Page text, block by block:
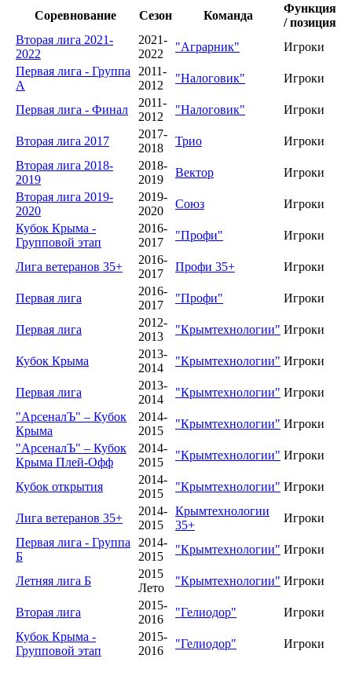
Соревнование Сезон Команда
Функция
/ позиция
Вторая лига 2021-
2022
2021-
2022
"Аграрник"
Игроки
Первая лига - Группа
А
2011-
2012
"Налоговик" Игроки
Первая лига - Финал
2011-
2012
"Налоговик" Игроки
Вторая лига 2017
2017-
2018
Трио
Игроки
Вторая лига 2018-
2019
2018-
2019
Вектор
Игроки
Вторая лига 2019-
2020
2019-
2020
Союз
Игроки
Кубок Крыма -
Групповой этап
2016-
2017
"Профи" Игроки
Лига ветеранов 35+
2016-
2017
Профи 35+ Игроки
Первая лига
2016-
2017
"Профи" Игроки
Первая лига
2012-
2013
"Крымтехнологии" Игроки
Кубок Крыма
2013-
2014
"Крымтехнологии" Игроки
Первая лига
2013-
2014
"Крымтехнологии" Игроки
"АрсеналЪ" – Кубок
Крыма
2014-
2015
"Крымтехнологии" Игроки
"АрсеналЪ" – Кубок
Крыма Плей-Офф
2014-
2015
"Крымтехнологии" Игроки
Кубок открытия
2014-
2015
"Крымтехнологии" Игроки
Лига ветеранов 35+
2014-
2015
Крымтехнологии
35+
Игроки
Первая лига - Группа
Б
2014-
2015
"Крымтехнологии" Игроки
Летняя лига Б
2015
Лето
"Крымтехнологии" Игроки
Вторая лига
2015-
2016
"Гелиодор"
Игроки
Кубок Крыма -
Групповой этап
2015-
2016
"Гелиодор" Игроки